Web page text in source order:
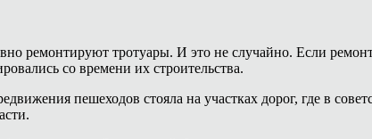
ремонтируют тротуары. И это не случайно. Если
со времени их строительства.
пешеходов стояла на участках дорог, где в